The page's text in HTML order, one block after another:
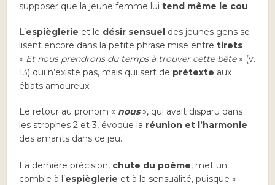
supposer que la jeune femme lui tend même le cou.
L’espièglerie et le désir sensuel des jeunes gens se
lisent encore dans la petite phrase mise entretirets :
« Et nous prendrons du temps à trouver cette bête» (v.
13) qui n’existe pas, mais qui sert de prétexte aux
ébats amoureux.
Le retour au pronom « nous», qui avait disparu dans
les strophes 2 et 3, évoque la réunion et l’harmonie
des amants dans ce jeu.
La dernière précision, chute du poème, met un
comble à l’espièglerie et à la sensualité, puisque «